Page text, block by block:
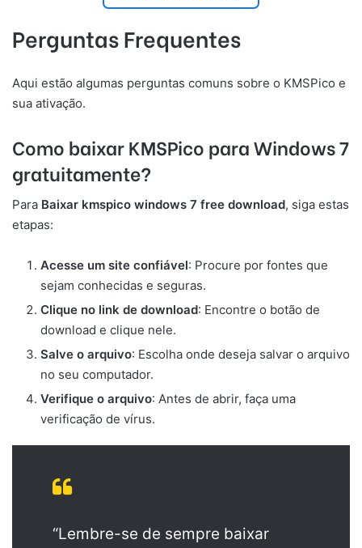
Perguntas Frequentes
Aqui estão algumas perguntas comuns sobre o KMSPico e
sua ativação.
Como baixar KMSPico para Windows 7
gratuitamente?
Para Baixar kmspico windows 7 free download, siga estas
etapas:
Acesse um site confiável: Procure por fontes que
sejam conhecidas e seguras.
Clique no link de download: Encontre o botão de
download e clique nele.
Salve o arquivo: Escolha onde deseja salvar o arquivo
no seu computador.
Verifique o arquivo: Antes de abrir, faça uma
verificação de vírus.
“Lembre-se de sempre baixar